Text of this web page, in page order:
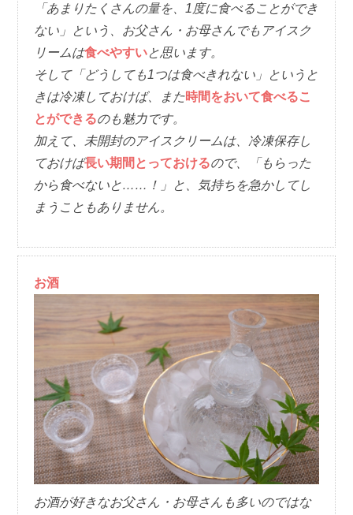
「あまりたくさんの量を、1度に食べることができ
ない」という、お父さん・お母さんでもアイスク
リームは食べやすいと思います。
そして「どうしても1つは食べきれない」というと
きは冷凍しておけば、また時間をおいて食べるこ
とができるのも魅力です。
加えて、未開封のアイスクリームは、冷凍保存し
ておけば長い期間とっておけるので、「もらった
から食べないと……！」と、気持ちを急かしてし
まうこともありません。
お酒
お酒が好きなお父さん・お母さんも多いのではな